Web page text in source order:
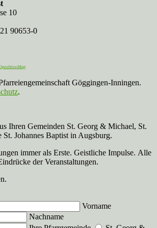
10
90653-0
Göggingen-Inningen.
.
Ihren Gemeinden St. Georg & Michael, St.
Johannes Baptist in Augsburg.
immer als Erste. Geistliche Impulse. Alle
der Veranstaltungen.
Vorname
Nachname